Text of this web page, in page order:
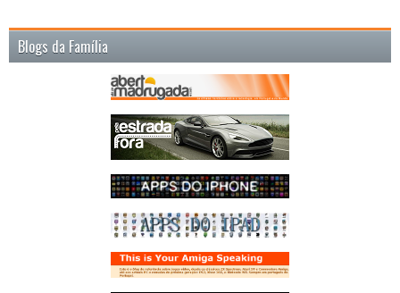
Blogs da Família